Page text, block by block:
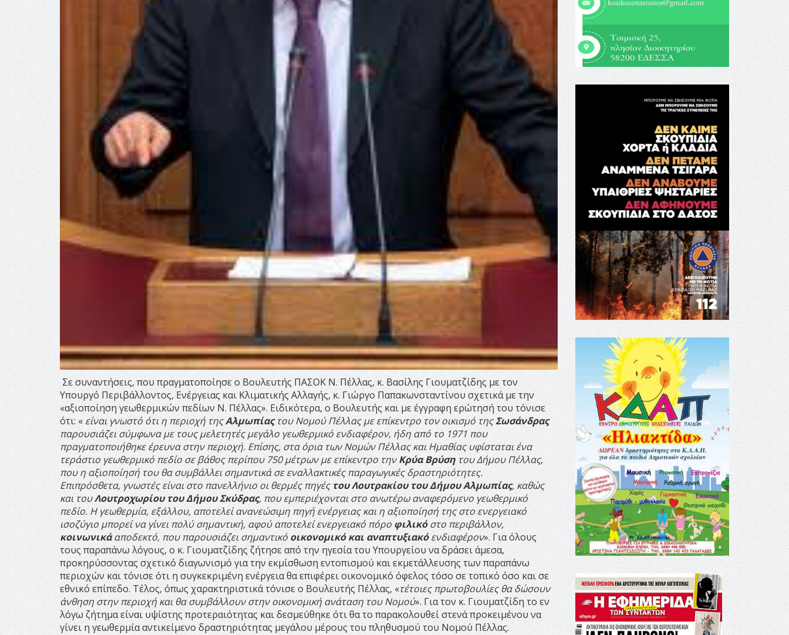
Σε συναντήσεις, που πραγματοποίησε ο Βουλευτής ΠΑΣΟΚ Ν. Πέλλας, κ. Βασίλης Γιουματζίδης με τον
Υπουργό Περιβάλλοντος, Ενέργειας και Κλιματικής Αλλαγής, κ. Γιώργο Παπακωνσταντίνου σχετικά με την
«αξιοποίηση γεωθερμικών πεδίων Ν. Πέλλας». Ειδικότερα, ο Βουλευτής και με έγγραφη ερώτησή του τόνισε
ότι: « είναι γνωστό ότι η περιοχή τηςΑλμωπίαςτου Νομού Πέλλας με επίκεντρο τον οικισμό τηςΣωσάνδρας
παρουσιάζει σύμφωνα με τους μελετητές μεγάλο γεωθερμικό ενδιαφέρον, ήδη από το 1971 που
πραγματοποιήθηκε έρευνα στην περιοχή. Επίσης, στα όρια των Νομών Πέλλας και Ημαθίας υφίσταται ένα
τεράστιο γεωθερμικό πεδίο σε βάθος περίπου 750 μέτρων με επίκεντρο τηνΚρύα Βρύσητου Δήμου Πέλλας,
που η αξιοποίησή του θα συμβάλλει σημαντικά σε εναλλακτικές παραγωγικές δραστηριότητες.
Επιπρόσθετα, γνωστές είναι στο πανελλήνιο οι θερμές πηγές του Λουτρακίου του Δήμου Αλμωπίας, καθώς
και τουΛουτροχωρίου του Δήμου Σκύδρας, που εμπεριέχονται στο ανωτέρω αναφερόμενο γεωθερμικό
πεδίο. Η γεωθερμία, εξάλλου, αποτελεί ανανεώσιμη πηγή ενέργειας και η αξιοποίησή της στο ενεργειακό
ισοζύγιο μπορεί να γίνει πολύ σημαντική, αφού αποτελεί ενεργειακό πόροφιλικόστο περιβάλλον,
κοινωνικάαποδεκτό, που παρουσιάζει σημαντικό οικονομικό και αναπτυξιακόενδιαφέρον». Για όλους
τους παραπάνω λόγους, ο κ. Γιουματζίδης ζήτησε από την ηγεσία του Υπουργείου να δράσει άμεσα,
προκηρύσσοντας σχετικό διαγωνισμό για την εκμίσθωση εντοπισμού και εκμετάλλευσης των παραπάνω
περιοχών και τόνισε ότι η συγκεκριμένη ενέργεια θα επιφέρει οικονομικό όφελος τόσο σε τοπικό όσο και σε
εθνικό επίπεδο. Τέλος, όπως χαρακτηριστικά τόνισε ο Βουλευτής Πέλλας, «τέτοιες πρωτοβουλίες θα δώσουν
άνθηση στην περιοχή και θα συμβάλλουν στην οικονομική ανάταση του Νομού». Για τον κ. Γιουματζίδη το εν
λόγω ζήτημα είναι υψίστης προτεραιότητας και δεσμεύθηκε ότι θα το παρακολουθεί στενά προκειμένου να
γίνει η γεωθερμία αντικείμενο δραστηριότητας μεγάλου μέρους του πληθυσμού του Νομού Πέλλας.